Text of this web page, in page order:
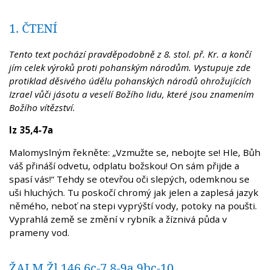
1. ČTENÍ
Tento text pochází pravděpodobně z 8. stol. př. Kr. a končí
jím celek výroků proti pohanským národům. Vystupuje zde
protiklad děsivého údělu pohanských národů ohrožujících
Izrael vůči jásotu a veselí Božího lidu, které jsou znamením
Božího vítězství.
Iz 35,4-7a
Malomyslným řekněte: „Vzmužte se, nebojte se! Hle, Bůh
váš přináší odvetu, odplatu božskou! On sám přijde a
spasí vás!“ Tehdy se otevřou oči slepých, odemknou se
uši hluchých. Tu poskočí chromý jak jelen a zaplesá jazyk
němého, neboť na stepi vyprýští vody, potoky na poušti.
Vyprahlá země se změní v rybník a žíznivá půda v
prameny vod.